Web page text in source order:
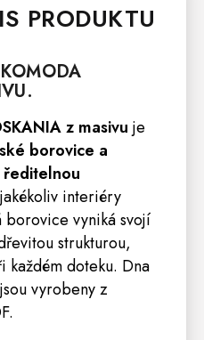
PRODUKTU
KOMODA
z masivu je
borovice a
interiéry
borovice vyniká svojí
strukturou,
doteku. Dna
vyrobeny z